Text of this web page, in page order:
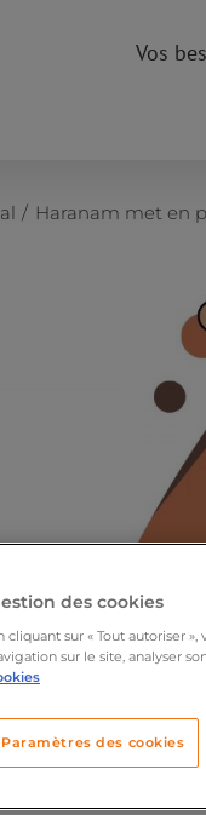
Vos
Haranam met en
des cookies
cliquant sur « Tout autoriser
sur le site, analyser
Paramètres des cookies